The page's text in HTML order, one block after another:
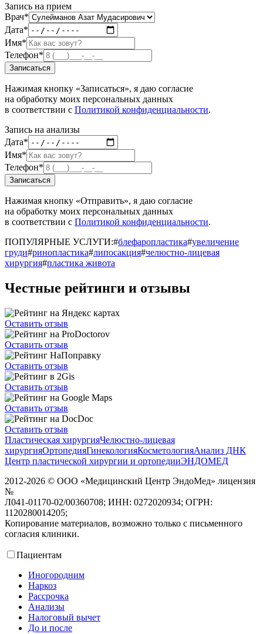
Запись на прием
Врач*
Дата*
Имя*
Телефон*
Записаться
Нажимая кнопку «Записаться», я даю согласие
на обработку моих персональных данных
в соответствии с Политикой конфиденциальности.
Запись на анализы
Дата*
Имя*
Телефон*
Записаться
Нажимая кнопку «Отправить», я даю согласие
на обработку моих персональных данных
в соответствии с Политикой конфиденциальности.
ПОПУЛЯРНЫЕ УСЛУГИ:#блефаропластика#увеличение
груди#ринопластика#липосакция#челюстно-лицевая
хирургия#пластика живота
Честные рейтинги и отзывы
Оставить отзыв
Оставить отзыв
Оставить отзыв
Оставить отзыв
Оставить отзыв
Оставить отзыв
Пластическая хирургияЧелюстно-лицевая
хирургияОртопедияГинекологияКосметологияАнализ ДНК
Центр пластической хирургии и ортопедииЭНДОМЕД
2012-2026 © ООО «Медицинский Центр ЭндоМед» лицензия
№
Л041-01170-02/00360708; ИНН: 0272020934; ОГРН:
1120280014205;
Копирование материалов, возможно только с письменного
согласия клиники.
Пациентам
Иногородним
Наркоз
Рассрочка
Анализы
Налоговый вычет
До и после